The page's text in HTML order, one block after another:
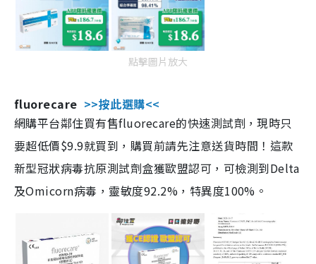
點擊圖片放大
fluorecare >>按此選購<<
網購平台鄰住買有售fluorecare的快速測試劑，現時只
要超低價$9.9就買到，購買前請先注意送貨時間！這款
新型冠狀病毒抗原測試劑盒獲歐盟認可，可檢測到Delta
及Omicorn病毒，靈敏度92.2%，特異度100%。